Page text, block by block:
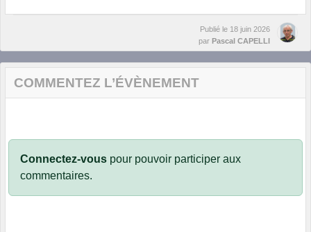
Publié le 18 juin 2026
par Pascal CAPELLI
COMMENTEZ L’ÉVÈNEMENT
Connectez-vous pour pouvoir participer aux
commentaires.